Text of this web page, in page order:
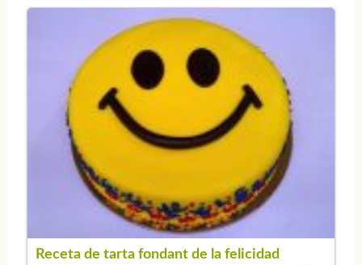
Receta de tarta fondant de la felicidad